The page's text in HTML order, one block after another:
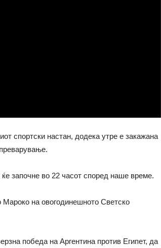
спортски настан, додека утре е закажана
започне во 22 часот според наше време.
Мароко на овогодинешното Светско
победа на Аргентина против Египет, да